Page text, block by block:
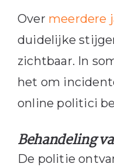
Over meerdere
duidelijke
zichtbaar. In
het om
online politici
Behandeling
De politie